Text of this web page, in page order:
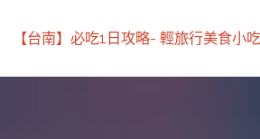
【台南】必吃1日攻略- 輕旅行美食小